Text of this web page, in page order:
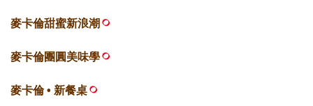
麥卡倫甜蜜新浪潮
麥卡倫團圓美味學
麥卡倫 • 新餐桌